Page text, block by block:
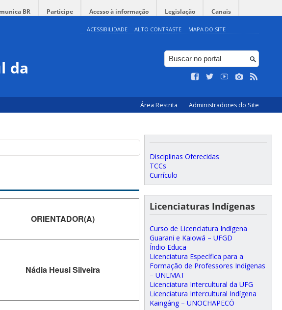
BR Participe Acesso à informação Legislação Canais
ACESSIBILIDADE ALTO CONTRASTE MAPA DO SITE
da
Área Restrita Administradores do Site
ORIENTADOR(A)
Nádia Heusi Silveira
Disciplinas Oferecidas
TCCs
Currículo
Licenciaturas Indígenas
Curso de Licenciatura Indígena
Guarani e Kaiowá – UFGD
Índio Educa
Licenciatura Específica para a
Formação de Professores Indígenas
– UNEMAT
Licenciatura Intercultural da UFG
Licenciatura Intercultural Indígena
Kaingáng – UNOCHAPECÓ